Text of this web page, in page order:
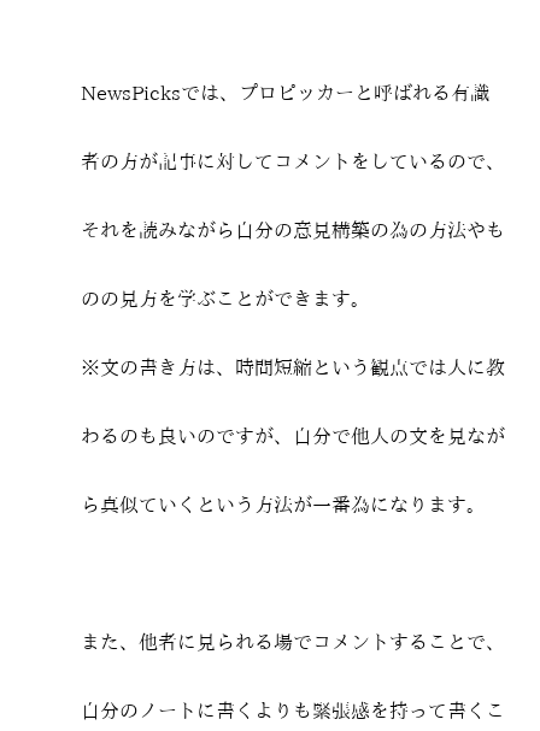
NewsPicksでは、プロピッカーと呼ばれる有識
者の方が記事に対してコメントをしているので、
それを読みながら自分の意見構築の為の方法やも
のの見方を学ぶことができます。
※文の書き方は、時間短縮という観点では人に教
わるのも良いのですが、自分で他人の文を見なが
ら真似ていくという方法が一番為になります。
また、他者に見られる場でコメントすることで、
自分のノートに書くよりも緊張感を持って書くこ